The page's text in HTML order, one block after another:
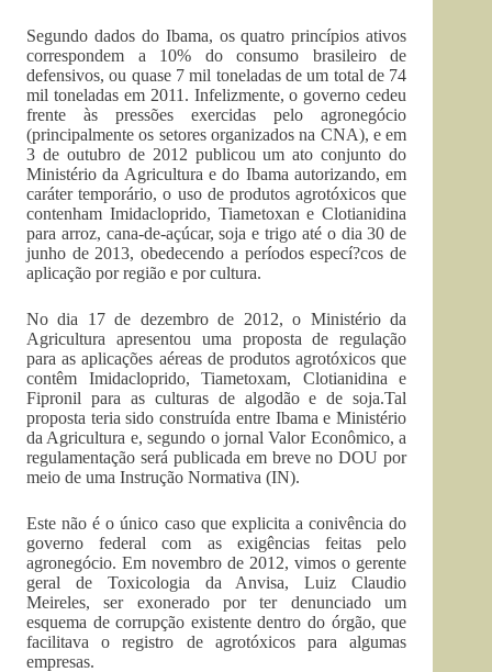
Segundo dados do Ibama, os quatro princípios ativos
correspondem a 10% do consumo brasileiro de
defensivos, ou quase 7 mil toneladas de um total de 74
mil toneladas em 2011. Infelizmente, o governo cedeu
frente às pressões exercidas pelo agronegócio
(principalmente os setores organizados na CNA), e em
3 de outubro de 2012 publicou um ato conjunto do
Ministério da Agricultura e do Ibama autorizando, em
caráter temporário, o uso de produtos agrotóxicos que
contenham Imidacloprido, Tiametoxan e Clotianidina
para arroz, cana-de-açúcar, soja e trigo até o dia 30 de
junho de 2013, obedecendo a períodos especí?cos de
aplicação por região e por cultura.
No dia 17 de dezembro de 2012, o Ministério da
Agricultura apresentou uma proposta de regulação
para as aplicações aéreas de produtos agrotóxicos que
contêm Imidacloprido, Tiametoxam, Clotianidina e
Fipronil para as culturas de algodão e de soja.Tal
proposta teria sido construída entre Ibama e Ministério
da Agricultura e, segundo o jornal Valor Econômico, a
regulamentação será publicada em breve no DOU por
meio de uma Instrução Normativa (IN).
Este não é o único caso que explicita a conivência do
governo federal com as exigências feitas pelo
agronegócio. Em novembro de 2012, vimos o gerente
geral de Toxicologia da Anvisa, Luiz Claudio
Meireles, ser exonerado por ter denunciado um
esquema de corrupção existente dentro do órgão, que
facilitava o registro de agrotóxicos para algumas
empresas.